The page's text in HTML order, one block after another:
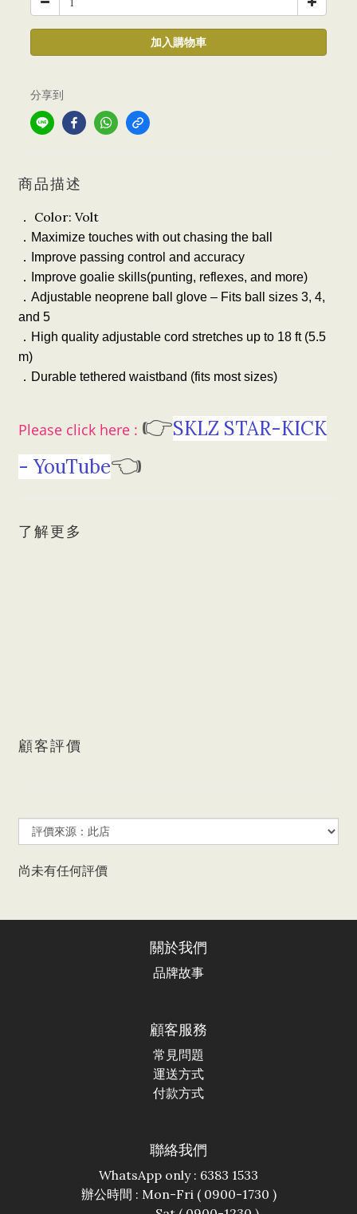
加入購物車
分享到
商品描述
． Color: Volt
． Maximize touches with out chasing the ball
．
Improve passing control and accuracy
．
Improve goalie skills(punting, reflexes, and more)
． Adjustable neoprene ball glove – Fits ball sizes 3, 4,
and 5
． High quality adjustable cord stretches up to 18 ft (5.5
m)
． Durable tethered waistband (fits most sizes)
Please click here : 👉SKLZ STAR-KICK
- YouTube👈
了解更多
顧客評價
尚未有任何評價
關於我們
品牌故事
顧客服務
常見問題
運送方式
付款方式
聯絡我們
WhatsApp only : 6383 1533
辦公時間 : Mon-Fri ( 0900-1730 )